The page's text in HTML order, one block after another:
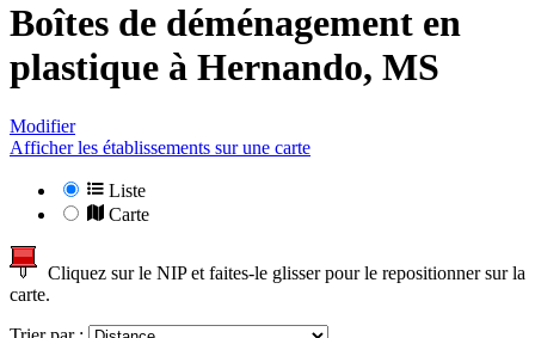
Boîtes de déménagement en
plastique à Hernando, MS
Modifier
Afficher les établissements sur une carte
Liste
Carte
Cliquez sur le NIP et faites-le glisser pour le repositionner sur la
carte.